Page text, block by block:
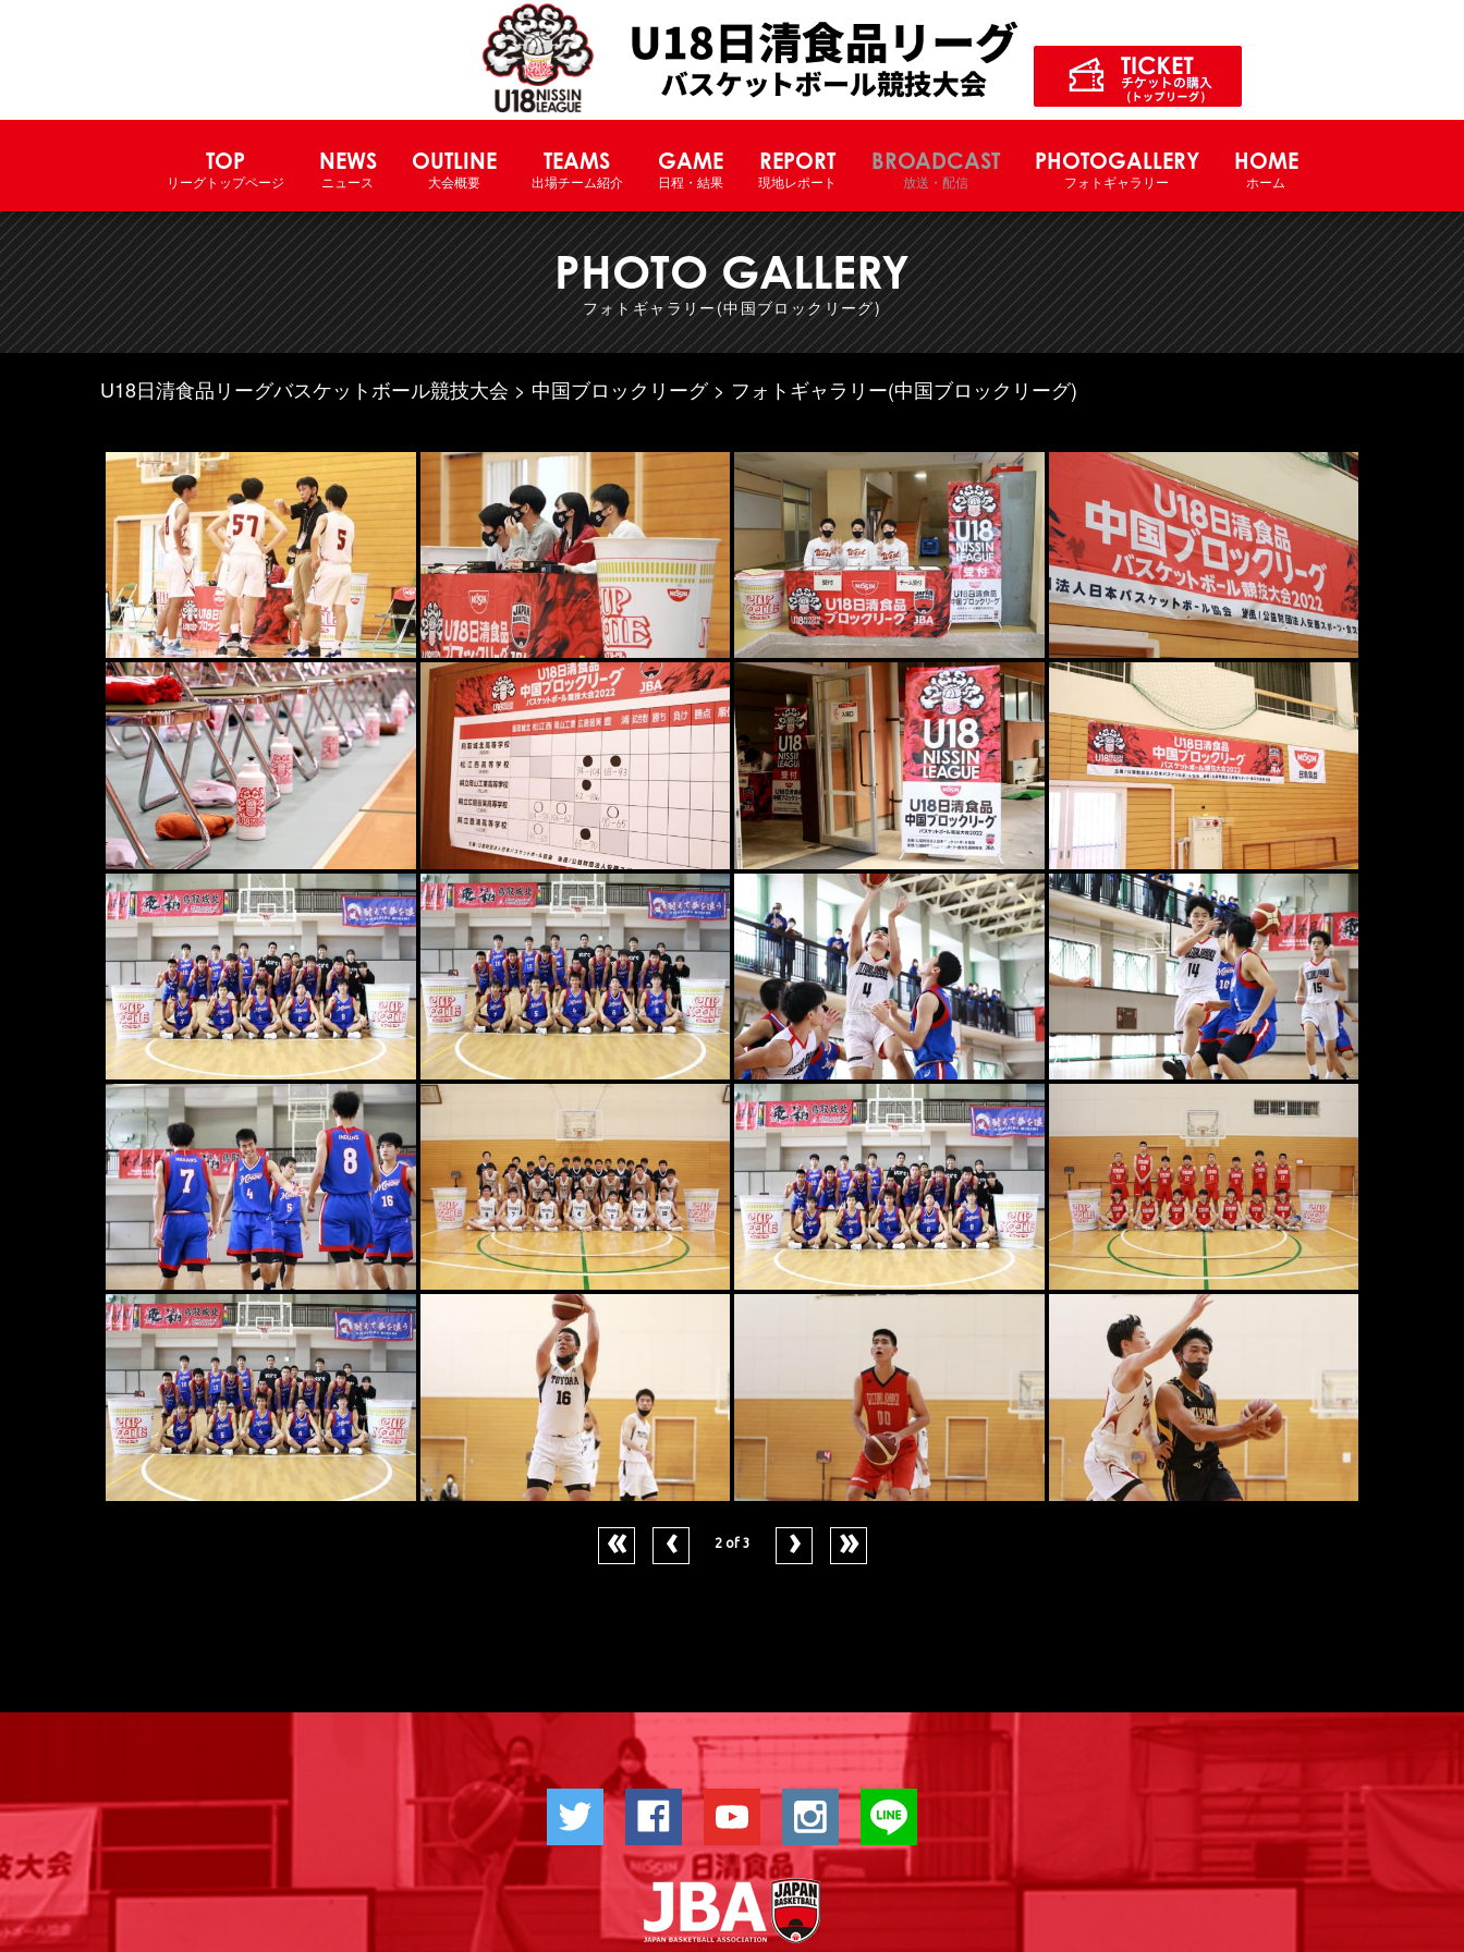
TOP
リーグトップページ
NEWS
ニュース
OUTLINE
大会概要
TEAMS
出場チーム紹介
GAME
日程・結果
REPORT
現地レポート
BROADCAST
放送・配信
PHOTOGALLERY
フォトギャラリー
HOME
ホーム
PHOTO GALLERY
フォトギャラリー(中国ブロックリーグ)
U18日清食品リーグバスケットボール競技大会 中国ブロックリーグ フォトギャラリー(中国ブロックリーグ)
« ‹ 2of 3 › »